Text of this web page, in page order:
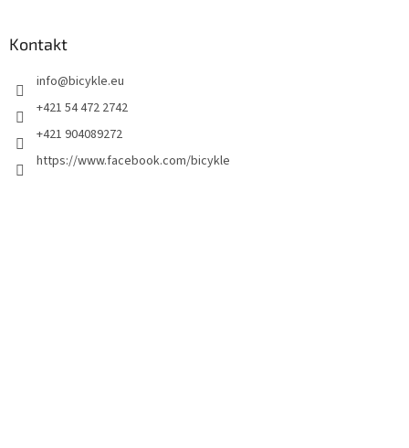
Kontakt
info@bicykle.eu
+421 54 472 2742
+421 904089272
https://www.facebook.com/bicykle